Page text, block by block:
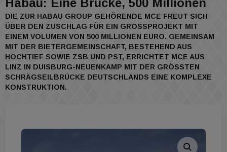
Habau: Eine Brücke, 500 Millionen
DIE ZUR HABAU GROUP GEHÖRENDE MCE FREUT SICH
ÜBER DEN ZUSCHLAG FÜR EIN GROSSPROJEKT MIT E
INEM VOLUMEN VON 500 MILLIONEN EURO. GEMEINSAM M
IT DER BIETERGEMEINSCHAFT, BESTEHEND AUS H
OCHTIEF SOWIE ZSB UND PST, ERRICHTET MCE AUS L
INZ IN DUISBURG-NEUENKAMP MIT DER GRÖSSTEN SC
HRÄGSEILBRÜCKE DEUTSCHLANDS EINE KOMPLEXE KO
NSTRUKTION.